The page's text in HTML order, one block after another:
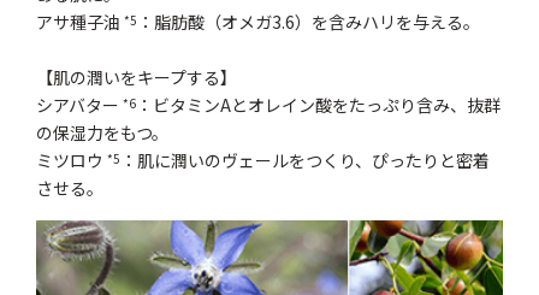
アサ種子油*5 ：脂肪酸（オメガ3.6）を含みハリを与える。
【肌の潤いをキープする】
シアバター*6 ：ビタミンAとオレイン酸をたっぷり含み、抜群
の保湿力をもつ。
ミツロウ*5 ：肌に潤いのヴェールをつくり、ぴったりと密着
させる。